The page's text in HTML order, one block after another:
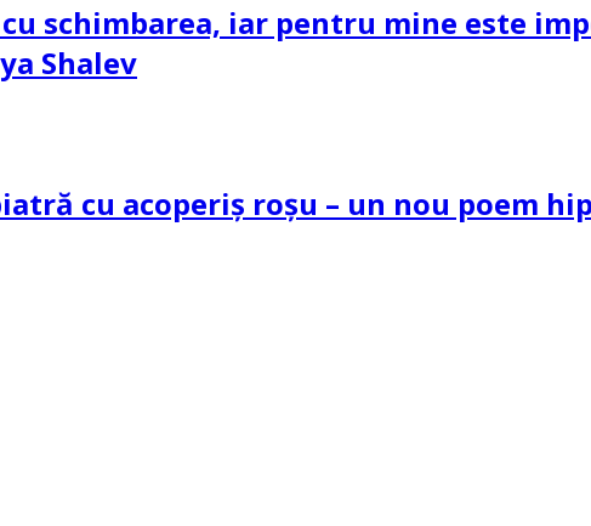
schimbarea, iar pentru mine este
Shalev
cu acoperiș roșu – un nou poem